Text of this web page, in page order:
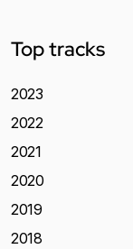
Top tracks
2023
2022
2021
2020
2019
2018